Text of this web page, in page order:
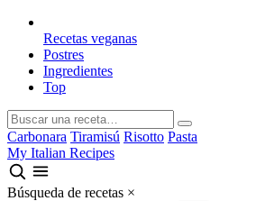
Recetas veganas
Postres
Ingredientes
Top
Carbonara Tiramisú Risotto Pasta
My Italian Recipes
Búsqueda de recetas ×